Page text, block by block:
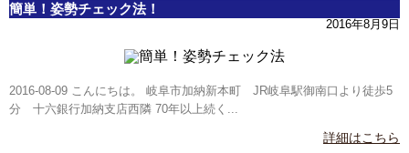
簡単！姿勢チェック法！
2016年8月9日
2016-08-09 こんにちは。 岐阜市加納新本町 JR岐阜駅御南口より徒歩5
分 十六銀行加納支店西隣 70年以上続く...
詳細はこちら